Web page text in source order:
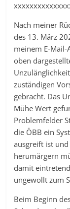
Nach meiner
des 13. März
meinem E-
oben
zuständigen
gebracht. Das
Mühe Wert
Problemfelder
die ÖBB ein
ausgreift ist
herumärgern
damit
ungewollt zum
Beim Beginn